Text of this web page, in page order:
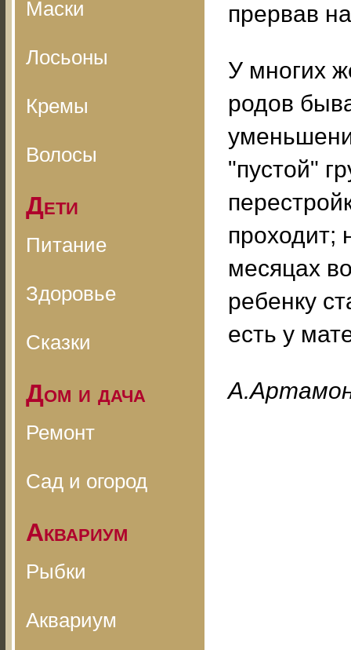
Маски
Лосьоны
Кремы
Волосы
Дети
Питание
Здоровье
Сказки
Дом и дача
Ремонт
Сад и огород
Аквариум
Рыбки
Аквариум
прервав
У многих
родов
"пустой"
проходит;
месяцах
ребенку
есть у